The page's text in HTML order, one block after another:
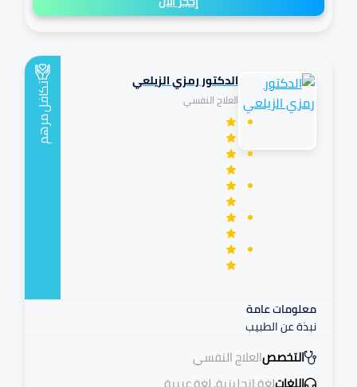
الدكتور رمزي الزيلعي
العلاج النفسي تكافل
مرهم
معلومات عامة
نبذة عن الطبيب
التخصصالعلاج النفسي